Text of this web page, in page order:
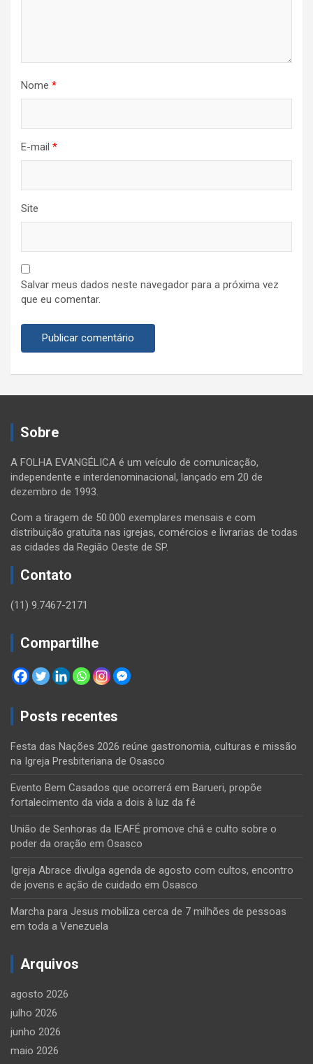
Nome *
E-mail *
Site
Salvar meus dados neste navegador para a próxima vez
que eu comentar.
Sobre
A FOLHA EVANGÉLICA é um veículo de comunicação,
independente e interdenominacional, lançado em 20 de
dezembro de 1993.
Com a tiragem de 50.000 exemplares mensais e com
distribuição gratuita nas igrejas, comércios e livrarias de todas
as cidades da Região Oeste de SP.
Contato
(11) 9.7467-2171
Compartilhe
Posts recentes
Festa das Nações 2026 reúne gastronomia, culturas e missão
na Igreja Presbiteriana de Osasco
Evento Bem Casados que ocorrerá em Barueri, propõe
fortalecimento da vida a dois à luz da fé
União de Senhoras da IEAFÉ promove chá e culto sobre o
poder da oração em Osasco
Igreja Abrace divulga agenda de agosto com cultos, encontro
de jovens e ação de cuidado em Osasco
Marcha para Jesus mobiliza cerca de 7 milhões de pessoas
em toda a Venezuela
Arquivos
agosto 2026
julho 2026
junho 2026
maio 2026